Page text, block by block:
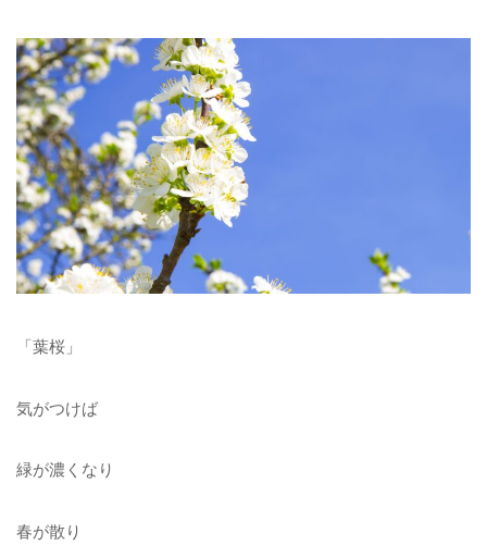
「葉桜」
気がつけば
緑が濃くなり
春が散り